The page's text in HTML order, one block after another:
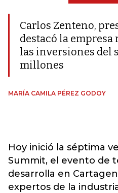
Carlos Zenteno,
destacó la empresa
las inversiones del
millones
MARÍA CAMILA PÉREZ GODOY
Hoy inició la séptima
Summit, el evento de
desarrolla en
expertos de la